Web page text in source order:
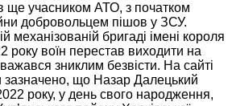
ще учасником АТО, з початком
добровольцем пішов у ЗСУ.
механізованій бригаді імені короля
року воїн перестав виходити на
зниклим безвісти. На сайті
зазначено, що Назар Далецький
року, у день свого народження,